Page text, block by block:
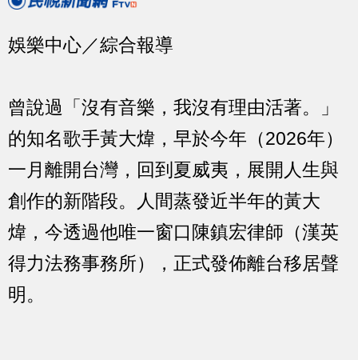
娛樂中心／綜合報導
曾說過「沒有音樂，我沒有理由活著。」
的知名歌手黃大煒，早於今年（2026年）
一月離開台灣，回到夏威夷，展開人生與
創作的新階段。人間蒸發近半年的黃大
煒，今透過他唯一窗口陳鎮宏律師（漢英
得力法務事務所），正式發佈離台移居聲
明。